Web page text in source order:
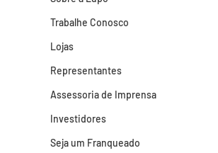
Trabalhe Conosco
Lojas
Representantes
Assessoria de Imprensa
Investidores
Seja um Franqueado